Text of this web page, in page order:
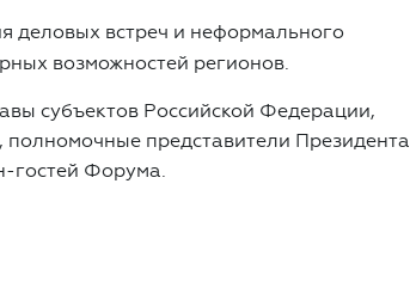
деловых встреч и неформального
возможностей регионов.
субъектов Российской Федерации,
полномочные представители Президента
гостей Форума.